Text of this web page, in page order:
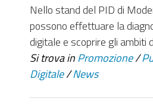
NUOVI ELEMENTI DA
Da ieri
Nell'ultima
Nell'ultimo mese
Da
Nello stand del PID di
possono effettuare la
digitale e scoprire gli ambiti
Si trova in Promozione /
Digitale /News